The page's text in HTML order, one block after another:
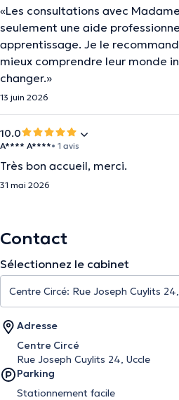
«Les consultations avec
seulement une aide
apprentissage. Je le
mieux comprendre leur monde
changer.»
13 juin 2026
10.0
A**** A****• 1 avis
Très bon accueil, merci.
31 mai 2026
Contact
Sélectionnez le cabinet
Adresse
Centre Circé
Rue Joseph Cuylits 24, Uccle
Parking
Stationnement facile